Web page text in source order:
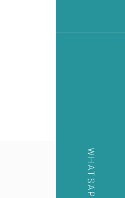
WHATSAPP